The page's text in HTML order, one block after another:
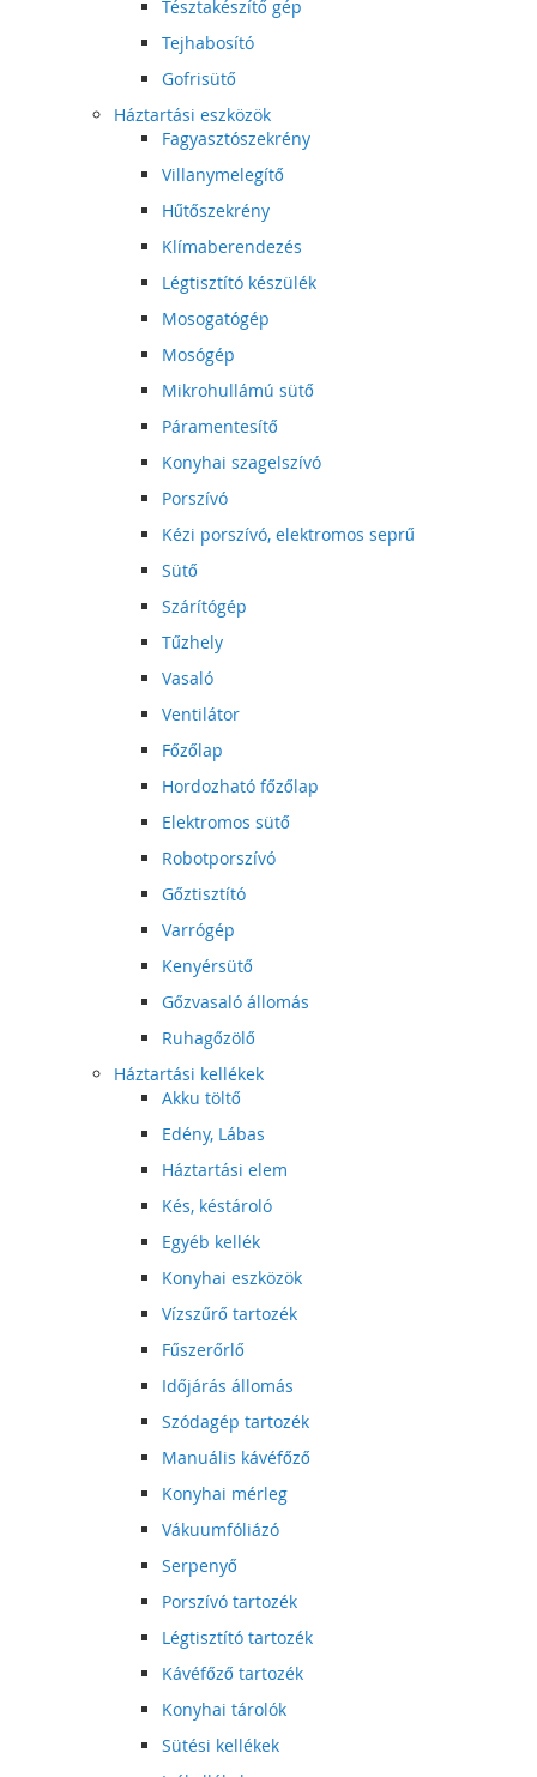
Tésztakészítő gép
Tejhabosító
Gofrisütő
Háztartási eszközök
Fagyasztószekrény
Villanymelegítő
Hűtőszekrény
Klímaberendezés
Légtisztító készülék
Mosogatógép
Mosógép
Mikrohullámú sütő
Páramentesítő
Konyhai szagelszívó
Porszívó
Kézi porszívó, elektromos seprű
Sütő
Szárítógép
Tűzhely
Vasaló
Ventilátor
Főzőlap
Hordozható főzőlap
Elektromos sütő
Robotporszívó
Gőztisztító
Varrógép
Kenyérsütő
Gőzvasaló állomás
Ruhagőzölő
Háztartási kellékek
Akku töltő
Edény, Lábas
Háztartási elem
Kés, késtároló
Egyéb kellék
Konyhai eszközök
Vízszűrő tartozék
Fűszerőrlő
Időjárás állomás
Szódagép tartozék
Manuális kávéfőző
Konyhai mérleg
Vákuumfóliázó
Serpenyő
Porszívó tartozék
Légtisztító tartozék
Kávéfőző tartozék
Konyhai tárolók
Sütési kellékek